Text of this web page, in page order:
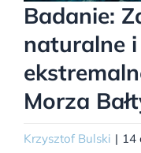
Badanie:
naturalne
Morza
Krzysztof Bulski | 14